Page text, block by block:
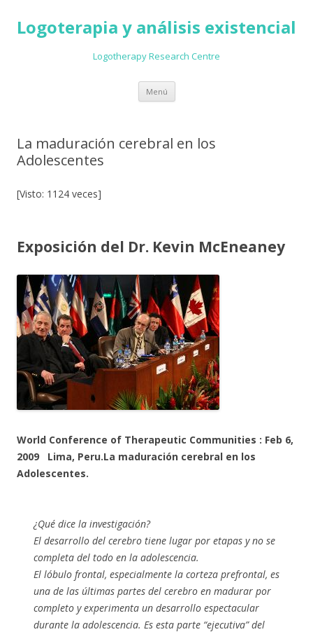
Logoterapia y análisis existencial
Logotherapy Research Centre
Menú Ir
contenido
La maduración cerebral en los
Adolescentes
[Visto: 1124 veces]
Exposición del Dr. Kevin McEneaney
World Conference of Therapeutic Communities : Feb 6,
2009 Lima, Peru.La maduración cerebral en los
Adolescentes.
¿Qué dice la investigación?
El desarrollo del cerebro tiene lugar por etapas y no se
completa del todo en la adolescencia.
El lóbulo frontal, especialmente la corteza prefrontal, es
una de las últimas partes del cerebro en madurar por
completo y experimenta un desarrollo espectacular
durante la adolescencia. Es esta parte “ejecutiva” del